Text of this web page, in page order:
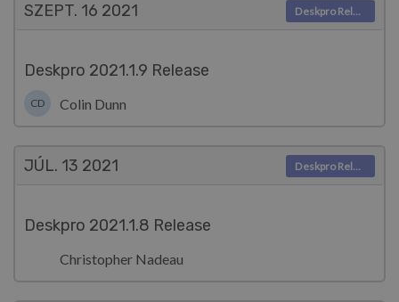
SZEPT. 16 2021
Deskpro 2021.1.9 Release
CD Colin Dunn
Deskpro Releases
JÚL. 13 2021
Deskpro 2021.1.8 Release
Christopher Nadeau
Deskpro Releases